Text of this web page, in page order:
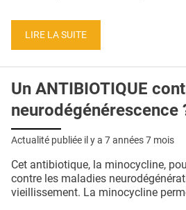
CONDITIONS GÉNÉRALES
CRÉDITS
LIRE LA SUITE
Un ANTIBIOTIQUE
neurodégénérescence
Actualité publiée il y a 7 années 7 mois
Cet antibiotique, la minocycline,
contre les maladies
vieillissement. La minocycline